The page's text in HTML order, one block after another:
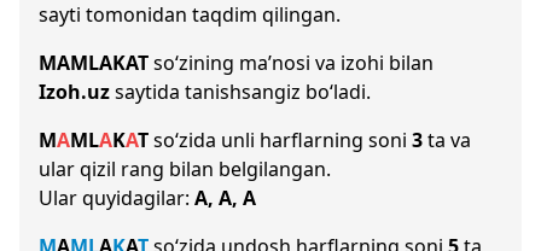
sayti tomonidan taqdim qilingan.
MAMLAKATso‘zining ma’nosi va izohi bilan
Izoh.uzsaytida tanishsangiz bo‘ladi.
MAMLAKATso‘zida unli harflarning soni 3ta va
ular qizil rang bilan belgilangan.
Ular quyidagilar: A, A, A